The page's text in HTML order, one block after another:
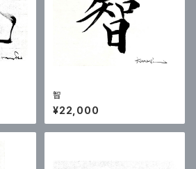
智
¥22,000